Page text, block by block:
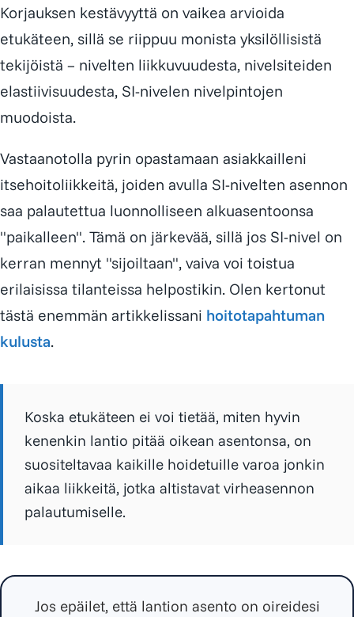
Korjauksen kestävyyttä on vaikea arvioida
etukäteen, sillä se riippuu monista yksilöllisistä
tekijöistä – nivelten liikkuvuudesta, nivelsiteiden
elastiivisuudesta, SI-nivelen nivelpintojen
muodoista.
Vastaanotolla pyrin opastamaan asiakkailleni
itsehoitoliikkeitä, joiden avulla SI-nivelten asennon
saa palautettua luonnolliseen alkuasentoonsa
"paikalleen". Tämä on järkevää, sillä jos SI-nivel on
kerran mennyt "sijoiltaan", vaiva voi toistua
erilaisissa tilanteissa helpostikin. Olen kertonut
tästä enemmän artikkelissani hoitotapahtuman
kulusta.
Koska etukäteen ei voi tietää, miten hyvin
kenenkin lantio pitää oikean asentonsa, on
suositeltavaa kaikille hoidetuille varoa jonkin
aikaa liikkeitä, jotka altistavat virheasennon
palautumiselle.
Jos epäilet, että lantion asento on oireidesi